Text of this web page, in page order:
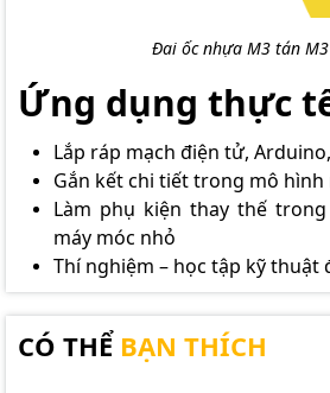
Đai ốc nhựa M3 tán
Ứng dụng thực
Lắp ráp mạch điện tử, Arduino,
Gắn kết chi tiết trong mô hình
Làm phụ kiện thay thế
máy móc nhỏ
Thí nghiệm – học tập kỹ thuật
CÓ THỂ BẠN THÍCH